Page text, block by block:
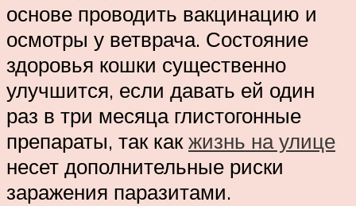
основе проводить вакцинацию и
осмотры у ветврача. Состояние
здоровья кошки существенно
улучшится, если давать ей один
раз в три месяца глистогонные
препараты, так какжизнь на улице
несет дополнительные риски
заражения паразитами.